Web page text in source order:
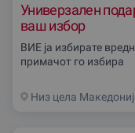
Универзален
ваш избор
ВИЕ ја избирате
примачот го избира
Низ цела